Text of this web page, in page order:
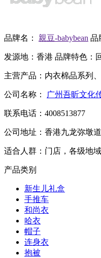
品牌名： 親豆-babybean 品
发源地： 香港 品牌特色：
主营产品： 内衣棉品系列
公司名称： 广州吾昕文化
联系电话： 4008513877
公司地址： 香港九龙弥墩
适合人群： 门店，各级地
产品类别
新生儿礼盒
手推车
和尚衣
哈衣
帽子
连身衣
抱被